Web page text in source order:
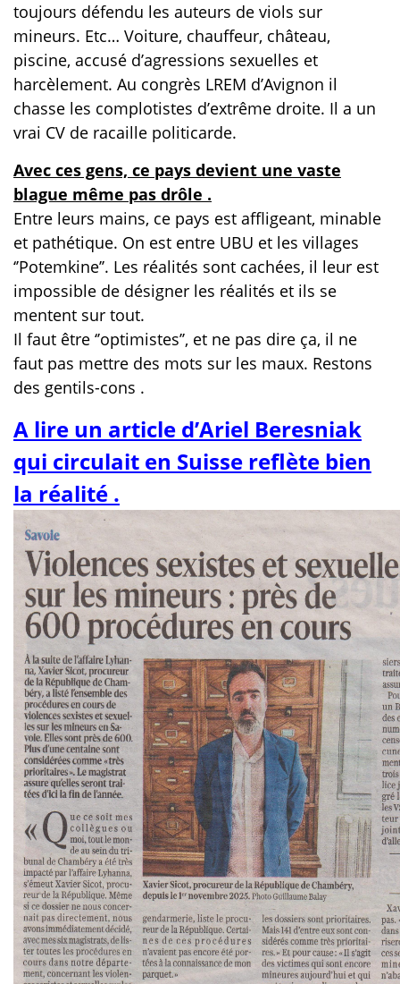
toujours défendu les auteurs de viols sur
mineurs. Etc… Voiture, chauffeur, château,
piscine, accusé d’agressions sexuelles et
harcèlement. Au congrès LREM d’Avignon il
chasse les complotistes d’extrême droite. Il a un
vrai CV de racaille politicarde.
Avec ces gens, ce pays devient une vaste
blague même pas drôle .
Entre leurs mains, ce pays est affligeant, minable
et pathétique. On est entre UBU et les villages
‘’Potemkine’’. Les réalités sont cachées, il leur est
impossible de désigner les réalités et ils se
mentent sur tout.
Il faut être ‘’optimistes’’, et ne pas dire ça, il ne
faut pas mettre des mots sur les maux. Restons
des gentils-cons .
A lire un article d’Ariel Beresniak
qui circulait en Suisse reflète bien
la réalité .